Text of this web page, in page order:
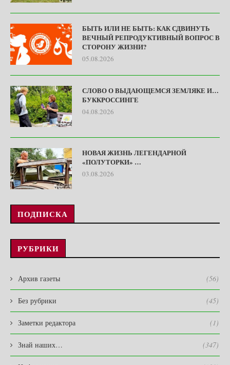
БЫТЬ ИЛИ НЕ БЫТЬ: КАК СДВИНУТЬ
ВЕЧНЫЙ РЕПРОДУКТИВНЫЙ ВОПРОС В
СТОРОНУ ЖИЗНИ?
05.08.2026
СЛОВО О ВЫДАЮЩЕМСЯ ЗЕМЛЯКЕ И…
БУККРОССИНГЕ
04.08.2026
НОВАЯ ЖИЗНЬ ЛЕГЕНДАРНОЙ
«ПОЛУТОРКИ» …
03.08.2026
ПОДПИСКА
РУБРИКИ
Архив газеты (56)
Без рубрики (45)
Заметки редактора (1)
Знай наших… (347)